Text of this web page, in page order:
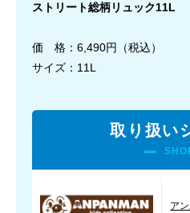
ストリート総柄リュック11L
価 格：6,490円（税込）
サイズ：11L
取り扱い
ア